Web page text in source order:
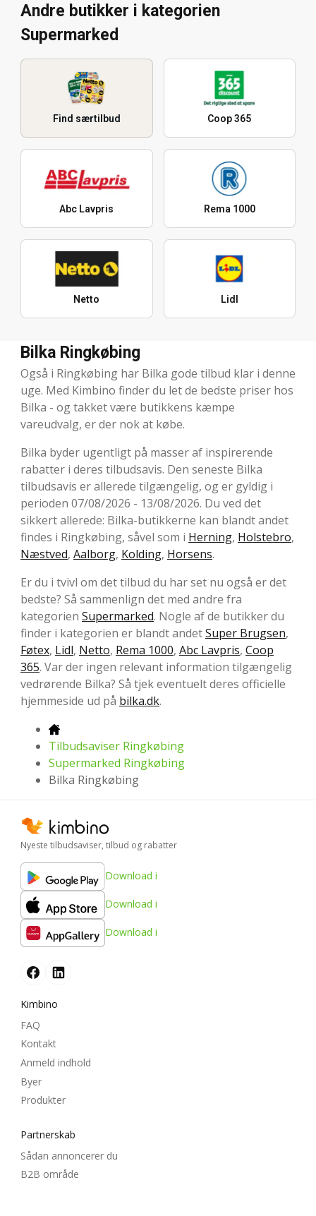
Andre butikker i kategorien
Supermarked
Find særtilbud Coop 365
Abc Lavpris Rema 1000
Netto Lidl
Bilka Ringkøbing
Også i Ringkøbing har Bilka gode tilbud klar i denne
uge. Med Kimbino finder du let de bedste priser hos
Bilka - og takket være butikkens kæmpe
vareudvalg, er der nok at købe.
Bilka byder ugentligt på masser af inspirerende
rabatter i deres tilbudsavis. Den seneste Bilka
tilbudsavis er allerede tilgængelig, og er gyldig i
perioden 07/08/2026 - 13/08/2026. Du ved det
sikkert allerede: Bilka-butikkerne kan blandt andet
findes i Ringkøbing, såvel som i Herning, Holstebro,
Næstved, Aalborg, Kolding, Horsens.
Er du i tvivl om det tilbud du har set nu også er det
bedste? Så sammenlign det med andre fra
kategorien Supermarked. Nogle af de butikker du
finder i kategorien er blandt andetSuper Brugsen,
Føtex, Lidl, Netto, Rema 1000, Abc Lavpris, Coop
365. Var der ingen relevant information tilgængelig
vedrørende Bilka? Så tjek eventuelt deres officielle
hjemmeside ud på bilka.dk.
Tilbudsaviser Ringkøbing
Supermarked Ringkøbing
Bilka Ringkøbing
Nyeste tilbudsaviser, tilbud og rabatter
Download i
Download i
Download i
Kimbino
FAQ
Kontakt
Anmeld indhold
Byer
Produkter
Partnerskab
Sådan annoncerer du
B2B område